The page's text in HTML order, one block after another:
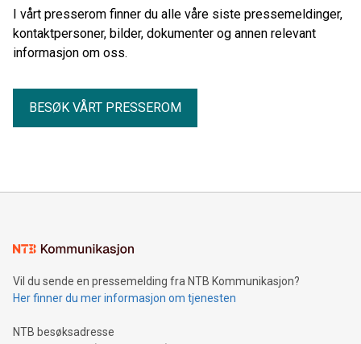
I vårt presserom finner du alle våre siste pressemeldinger,
kontaktpersoner, bilder, dokumenter og annen relevant
informasjon om oss.
BESØK VÅRT PRESSEROM
Vil du sende en pressemelding fra NTB Kommunikasjon?
Her finner du mer informasjon om tjenesten
NTB besøksadresse